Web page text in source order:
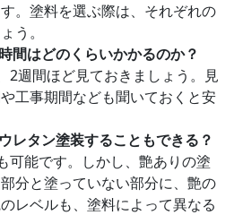
。塗料を選ぶ際は、それぞれの
う。
間はどのくらいかかるのか？
2週間ほど見ておきましょう。見
工事期間なども聞いておくと安
レタン塗装することもできる？
可能です。しかし、艶ありの塗
分と塗っていない部分に、艶の
レベルも、塗料によって異なる